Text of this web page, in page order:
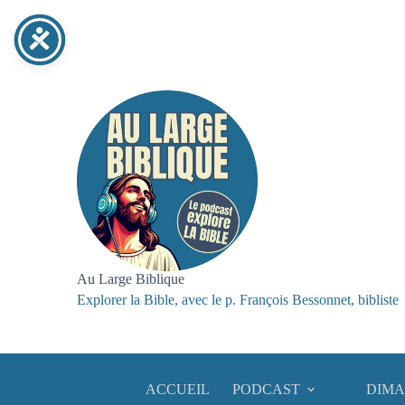
contenu
Au Large Biblique
Explorer la Bible, avec le p. François Bessonnet, bibliste
ACCUEIL PODCAST